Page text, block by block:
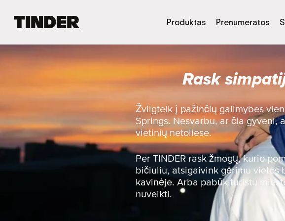
E
i
n
d
Produktas Prenumeratos
Rask
Žvilgtelk į pažinčių galimybes
Springs. Nesvarbu, ar čia gyveni,
vietinių netoliese.
Per TINDER rask žmogų, kurio
bičiuliu, atsigaivink gėrimu vietos
kavinėje. Arba pabūk turistu
nuveikti.